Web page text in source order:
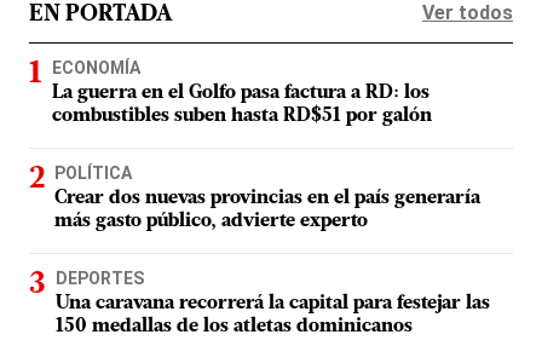
EN PORTADA Ver todos
ECONOMÍA
La guerra en el Golfo pasa factura a RD: los
combustibles suben hasta RD$51 por galón
POLÍTICA
Crear dos nuevas provincias en el país generaría
más gasto público, advierte experto
DEPORTES
Una caravana recorrerá la capital para festejar las
150 medallas de los atletas dominicanos